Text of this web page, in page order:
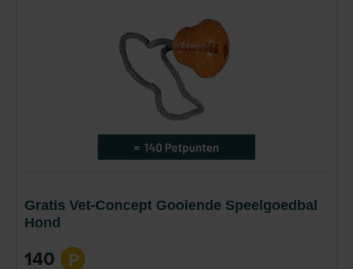
Gratis Vet-Concept Gooiende Speelgoedbal
Hond
140 P